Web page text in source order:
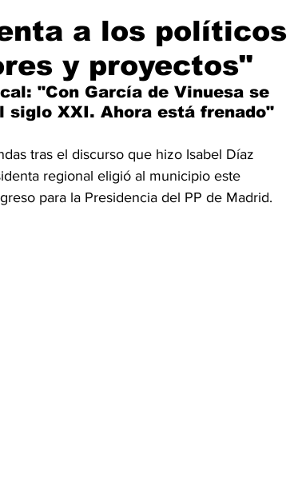
Fiestas Mayores
a los políticos
y proyectos"
"Con García de Vinuesa se
siglo XXI. Ahora está frenado"
tras el discurso que hizo Isabel Díaz
regional eligió al municipio este
para la Presidencia del PP de Madrid.